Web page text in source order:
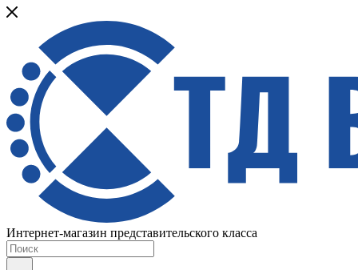
Интернет-магазин представительского класса